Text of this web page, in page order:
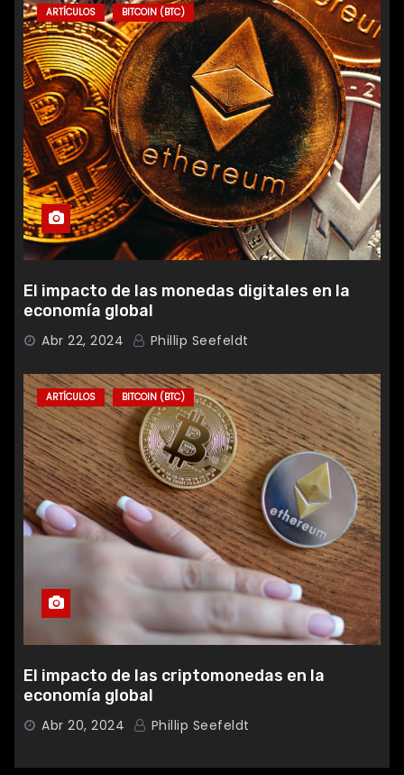
ARTÍCULOS BITCOIN (BTC)
El impacto de las monedas digitales en la
economía global
Abr 22, 2024 Phillip Seefeldt
ARTÍCULOS BITCOIN (BTC)
El impacto de las criptomonedas en la
economía global
Abr 20, 2024 Phillip Seefeldt